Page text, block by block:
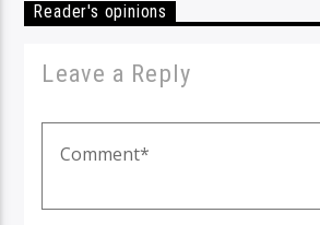
Reader's opinions
Leave a Reply